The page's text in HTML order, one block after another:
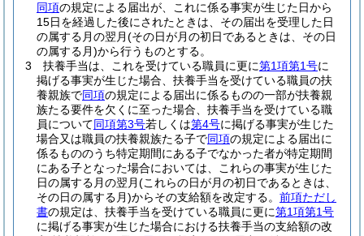
同項の規定による届出が、これに係る事実が生じた日から
15日を経過した後にされたときは、その届出を受理した日
の属する月の翌月(その日が月の初日であるときは、その日
の属する月)から行うものとする。
3
扶養手当は、これを受けている職員に更に第1項第1号に
掲げる事実が生じた場合、扶養手当を受けている職員の扶
養親族で同項の規定による届出に係るものの一部が扶養親
族たる要件を欠くに至った場合、扶養手当を受けている職
員について同項第3号若しくは第4号に掲げる事実が生じた
場合又は職員の扶養親族たる子で同項の規定による届出に
係るもののうち特定期間にある子でなかった者が特定期間
にある子となった場合においては、これらの事実が生じた
日の属する月の翌月(これらの日が月の初日であるときは、
その日の属する月)からその支給額を改定する。 前項ただし
書の規定は、扶養手当を受けている職員に更に第1項第1号
に掲げる事実が生じた場合における扶養手当の支給額の改